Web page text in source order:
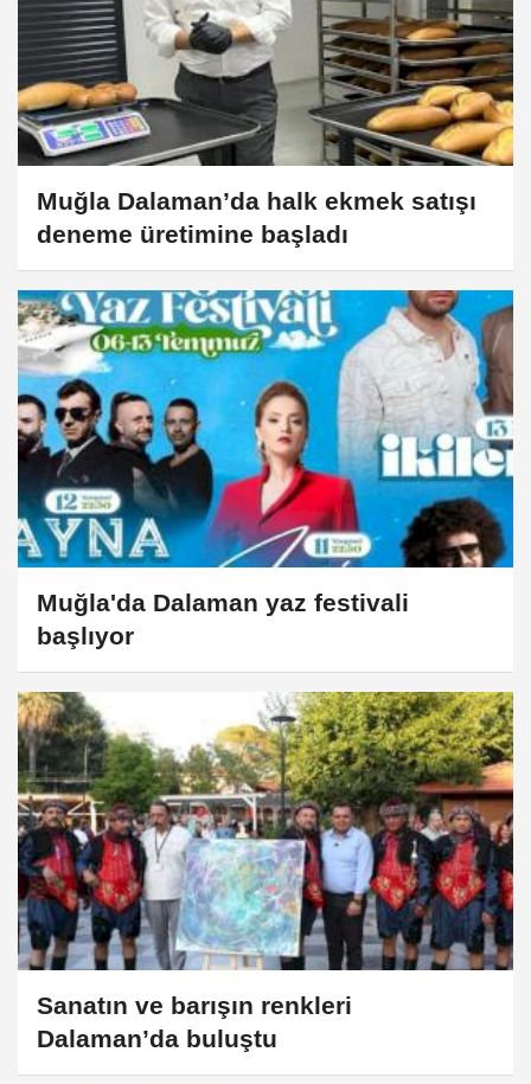
Muğla Dalaman’da halk ekmek satışı
deneme üretimine başladı
Muğla'da Dalaman yaz festivali
başlıyor
Sanatın ve barışın renkleri
Dalaman’da buluştu